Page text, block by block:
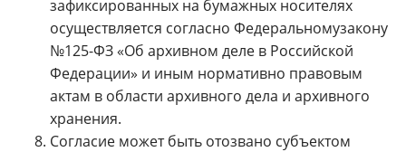
зафиксированных на бумажных носителях
осуществляется согласно Федеральномузакону
№125-ФЗ «Об архивном деле в Российской
Федерации» и иным нормативно правовым
актам в области архивного дела и архивного
хранения.
Согласие может быть отозвано субъектом